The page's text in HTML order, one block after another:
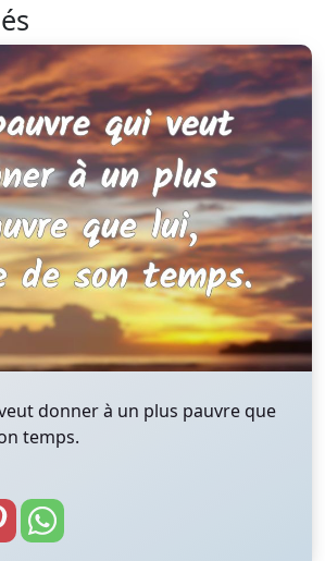
donner à un plus pauvre que
temps.